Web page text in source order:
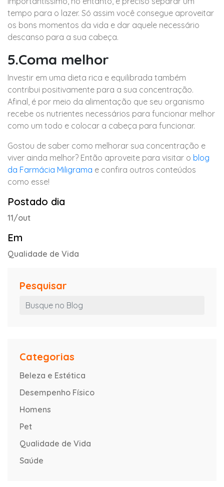
Postado dia
11/out
Em
Qualidade de Vida
tempo para o lazer. Só assim você consegue aproveitar
os bons momentos da vida e dar aquele necessário
descanso para a sua cabeça.
5.Coma melhor
Investir em uma dieta rica e equilibrada também
contribui positivamente para a sua concentração.
Afinal, é por meio da alimentação que seu organismo
recebe os nutrientes necessários para funcionar melhor
como um todo e colocar a cabeça para funcionar.
Gostou de saber como melhorar sua concentração e
viver ainda melhor? Então aproveite para visitar o blog
da Farmácia Miligrama e confira outros conteúdos
como esse!
Pesquisar
Categorias
Beleza e Estética
Desempenho Físico
Homens
Pet
Qualidade de Vida
Saúde